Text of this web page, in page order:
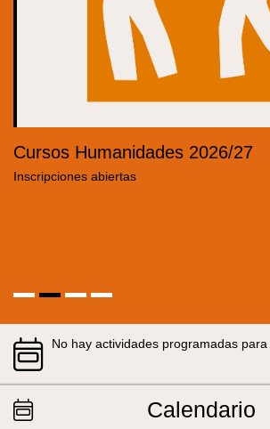
Cursos Humanidades 2026/27
Inscripciones abiertas
No hay actividades programadas para
Calendario